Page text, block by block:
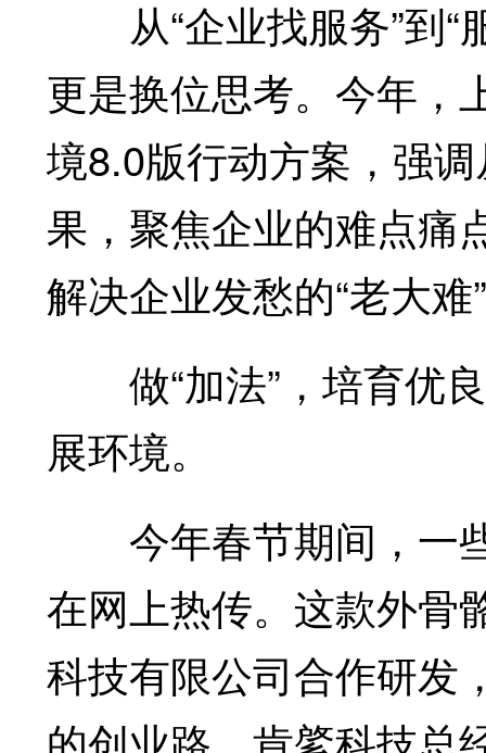
从“企业找服务”到“
更是换位思考。今年，
境8.0版行动方案，强
果，聚焦企业的难点痛
解决企业发愁的“老大难
做“加法”，培育优良
展环境。
今年春节期间，一
在网上热传。这款外骨
科技有限公司合作研发
的创业路，肯綮科技总